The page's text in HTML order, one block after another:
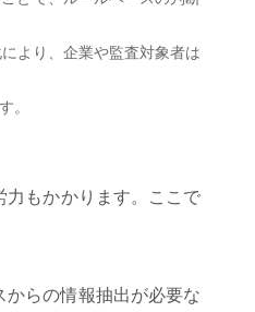
より、企業や監査対象者は
。
もかかります。ここで
らの情報抽出が必要な